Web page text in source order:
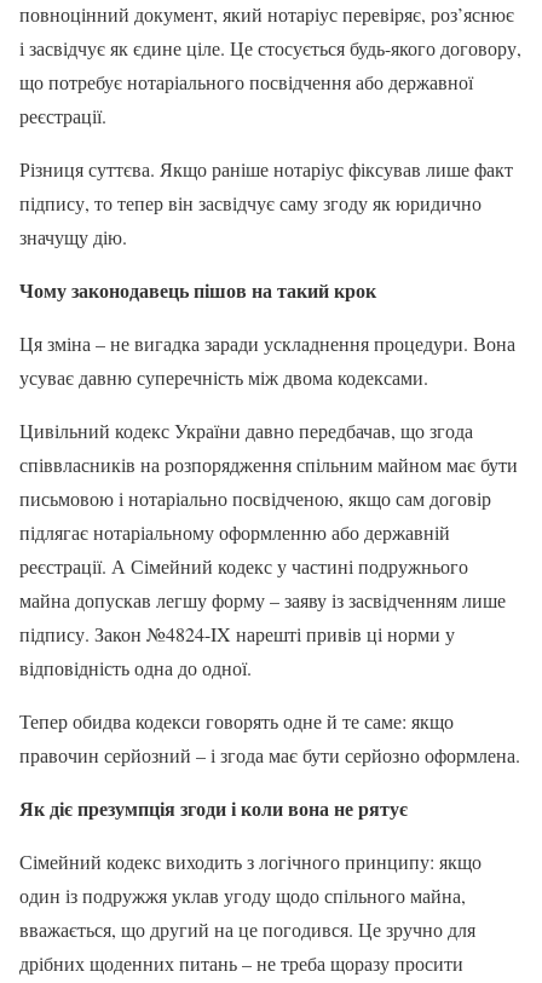
повноцінний документ, який нотаріус перевіряє, роз’яснює
і засвідчує як єдине ціле. Це стосується будь-якого договору,
що потребує нотаріального посвідчення або державної
реєстрації.
Різниця суттєва. Якщо раніше нотаріус фіксував лише факт
підпису, то тепер він засвідчує саму згоду як юридично
значущу дію.
Чому законодавець пішов на такий крок
Ця зміна – не вигадка заради ускладнення процедури. Вона
усуває давню суперечність між двома кодексами.
Цивільний кодекс України давно передбачав, що згода
співвласників на розпорядження спільним майном має бути
письмовою і нотаріально посвідченою, якщо сам договір
підлягає нотаріальному оформленню або державній
реєстрації. А Сімейний кодекс у частині подружнього
майна допускав легшу форму – заяву із засвідченням лише
підпису. Закон №4824-IX нарешті привів ці норми у
відповідність одна до одної.
Тепер обидва кодекси говорять одне й те саме: якщо
правочин серйозний – і згода має бути серйозно оформлена.
Як діє презумпція згоди і коли вона не рятує
Сімейний кодекс виходить з логічного принципу: якщо
один із подружжя уклав угоду щодо спільного майна,
вважається, що другий на це погодився. Це зручно для
дрібних щоденних питань – не треба щоразу просити